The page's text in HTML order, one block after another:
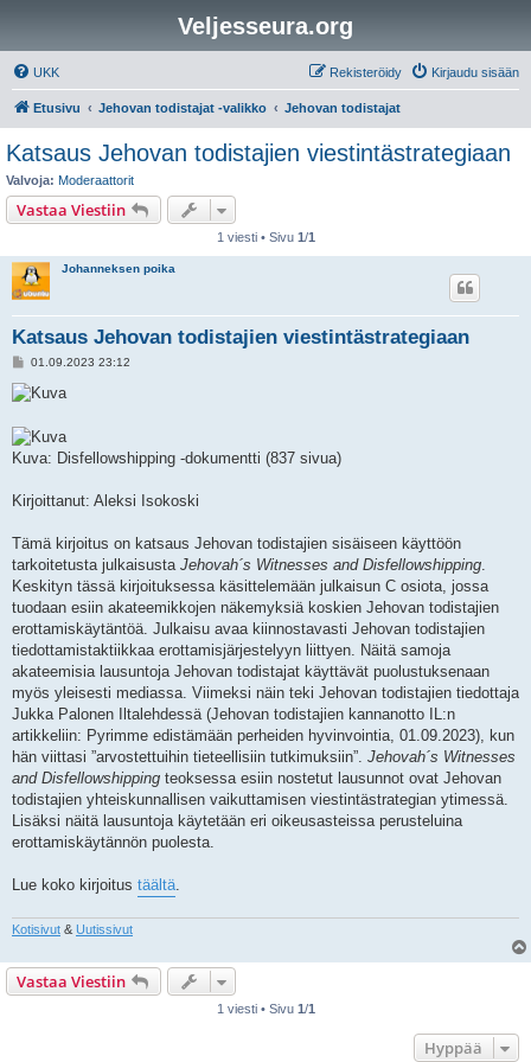
Veljesseura.org
UKK Kirjaudu sisään
Rekisteröidy
Etusivu Jehovan todistajat -valikko Jehovan todistajat
Katsaus Jehovan todistajien viestintästrategiaan
Valvoja: Moderaattorit
Vastaa Viestiin
1 viesti • Sivu 1/1
Johanneksen poika
Katsaus Jehovan todistajien viestintästrategiaan
V
e
s
i
01.09.2023 23:12
Kuva: Disfellowshipping -dokumentti (837 sivua)
Kirjoittanut: Aleksi Isokoski
Tämä kirjoitus on katsaus Jehovan todistajien sisäiseen käyttöön
tarkoitetusta julkaisusta Jehovah´s Witnesses and Disfellowshipping
Keskityn tässä kirjoituksessa käsittelemään julkaisun C osiota, jossa
tuodaan esiin akateemikkojen näkemyksiä koskien Jehovan todistajien
erottamiskäytäntöä. Julkaisu avaa kiinnostavasti Jehovan todistajien
tiedottamistaktiikkaa erottamisjärjestelyyn liittyen. Näitä samoja
akateemisia lausuntoja Jehovan todistajat käyttävät puolustuksenaan
myös yleisesti mediassa. Viimeksi näin teki Jehovan todistajien tiedottaja
Jukka Palonen Iltalehdessä (Jehovan todistajien kannanotto IL:n
artikkeliin: Pyrimme edistämään perheiden hyvinvointia, 01.09.2023), kun
hän viittasi ”arvostettuihin tieteellisiin tutkimuksiin”. Jehovah´s Witnesses
and Disfellowshipping teoksessa esiin nostetut lausunnot ovat Jehovan
todistajien yhteiskunnallisen vaikuttamisen viestintästrategian ytimessä.
Lisäksi näitä lausuntoja käytetään eri oikeusasteissa perusteluina
erottamiskäytännön puolesta.
Lue koko kirjoitus täältä
Kotisivut &Uutissivut
Vastaa Viestiin
1 viesti • Sivu 1/1
Hyppää